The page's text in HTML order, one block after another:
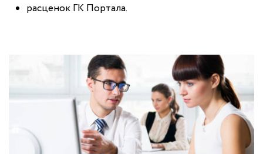
расценок ГК Портала.